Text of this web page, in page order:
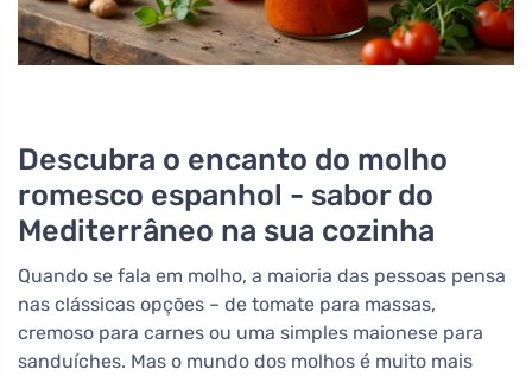
Descubra o encanto do molho
romesco espanhol - sabor do
Mediterrâneo na sua cozinha
Quando se fala em molho, a maioria das pessoas pensa
nas clássicas opções – de tomate para massas,
cremoso para carnes ou uma simples maionese para
sanduíches. Mas o mundo dos molhos é muito mais